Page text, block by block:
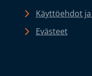
Käyttöehdot
Evästeet